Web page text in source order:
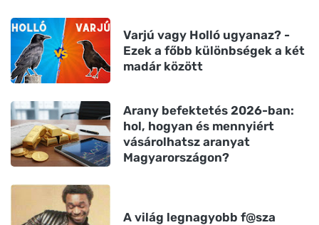
Varjú vagy Holló ugyanaz? -
Ezek a főbb különbségek a két
madár között
Arany befektetés 2026-ban:
hol, hogyan és mennyiért
vásárolhatsz aranyat
Magyarországon?
A világ legnagyobb f@sza